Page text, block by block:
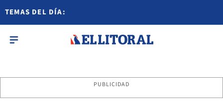
TEMAS DEL DÍA:
PUBLICIDAD